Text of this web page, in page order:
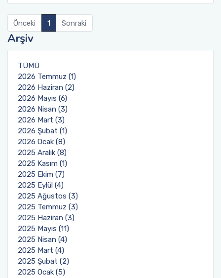
Önceki 1 Sonraki
Arşiv
TÜMÜ
2026 Temmuz (1)
2026 Haziran (2)
2026 Mayıs (6)
2026 Nisan (3)
2026 Mart (3)
2026 Şubat (1)
2026 Ocak (8)
2025 Aralık (8)
2025 Kasım (1)
2025 Ekim (7)
2025 Eylül (4)
2025 Ağustos (3)
2025 Temmuz (3)
2025 Haziran (3)
2025 Mayıs (11)
2025 Nisan (4)
2025 Mart (4)
2025 Şubat (2)
2025 Ocak (5)